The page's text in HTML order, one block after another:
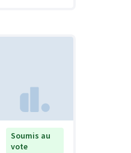
Soumis au
vote